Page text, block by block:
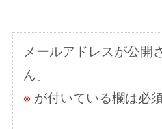
シ
ョ
ン
メールアドレスが公開
ん。
※が付いている欄は必